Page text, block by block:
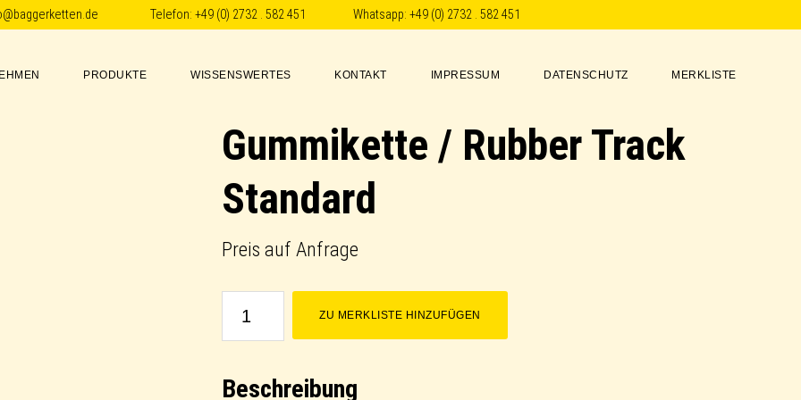
Telefon: +49 (0) 2732 . 582 451 Whatsapp: +49 (0) 2732 . 582 451
PRODUKTE WISSENSWERTES KONTAKT IMPRESSUM DATENSCHUTZ MERKLISTE
Gummikette / Rubber Track
Standard
Preis auf Anfrage
Gummikette
Track
ZU MERKLISTE HINZUFÜGEN
Beschreibung